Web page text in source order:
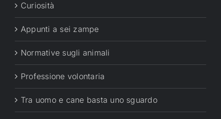
Curiosità
Appunti a sei zampe
Normative sugli animali
Professione volontaria
Tra uomo e cane basta uno sguardo